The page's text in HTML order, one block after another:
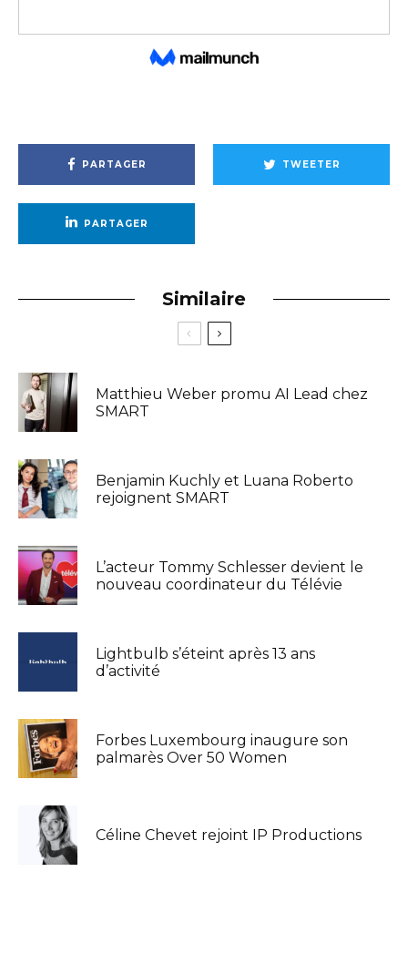
PARTAGER TWEETER
PARTAGER
Similaire
Matthieu Weber promu AI Lead chez
SMART
Benjamin Kuchly et Luana Roberto
rejoignent SMART
L’acteur Tommy Schlesser devient le
nouveau coordinateur du Télévie
Lightbulb s’éteint après 13 ans
d’activité
Forbes Luxembourg inaugure son
palmarès Over 50 Women
Céline Chevet rejoint IP Productions